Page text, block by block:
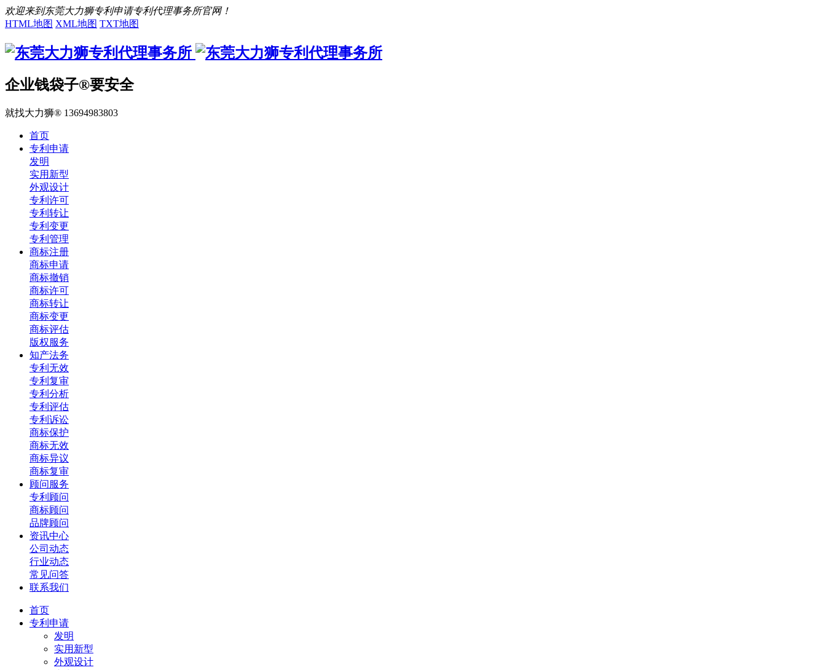
欢迎来到东莞大力狮专利申请专利代理事务所官网！
HTML地图 XML地图 TXT地图
企业钱袋子®要安全
就找大力狮® 13694983803
首页
专利申请
发明
实用新型
外观设计
专利许可
专利转让
专利变更
专利管理
商标注册
商标申请
商标撤销
商标许可
商标转让
商标变更
商标评估
版权服务
知产法务
专利无效
专利复审
专利分析
专利评估
专利诉讼
商标保护
商标无效
商标异议
商标复审
顾问服务
专利顾问
商标顾问
品牌顾问
资讯中心
公司动态
行业动态
常见问答
联系我们
首页
专利申请
发明
实用新型
外观设计